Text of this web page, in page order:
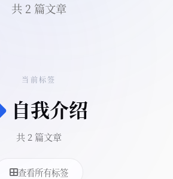
共 2 篇文章
当前标签
自我介绍
共 2 篇文章
查看所有标签